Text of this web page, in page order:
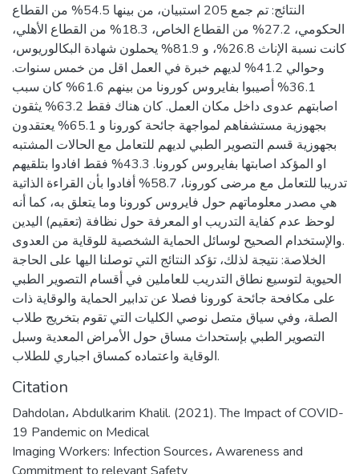
النتائج: تم جمع 205 استبيان، من بينها 54.5% من القطاع
الحكومي، 27.2% من القطاع الخاص، 18.3% من القطاع الأهلي،
كانت نسبة الإناث 26.8%، و 81.9% يحملون شهادة البكالوريوس،
وحوالي 41.2% لديهم خبرة في العمل اقل من خمس سنوات.
36.1% أصيبوا بفايروس كورونا من بينهم 61.6% كان سبب
اصابتهم عدوى داخل مكان العمل. كان هناك فقط 63.2% يثقون
بجهوزية مستشفاهم لمواجهة جائحة كورونا و 65.1% يعتقدون
بجهوزية قسم التصوير الطبي لديهم للتعامل مع الحالات المشتبه
او المؤكد اصابتها بفايروس كورونا. 43.3% فقط افادوا بتلقيهم
تدريبا للتعامل مع مرضى كورونا، 58.7% أفادوا بأن القراءة الذاتية
هي مصدر معلوماتهم حول فايروس كورونا وما يتعلق به، كما أنه
لوحظ عدم كفاية التدريب او المعرفة حول نظافة (تعقيم) اليدين
والإستخدام الصحيح لوسائل الحماية الشخصية للوقاية من العدوى.
الخلاصة: نتيجة لذلك، تؤكد النتائج التي توصلنا اليها على الحاجة
الحيوية لتوسيع نطاق التدريب للعاملين في أقسام التصوير الطبي
على مكافحة جائحة كورونا فصلا عن تدابير الحماية والوقاية ذات
الصلة، وفي سياق متصل نوصي الكليات التي تقوم بتخريج طلاب
التصوير الطبي بإستحداث مساق حول الأمراض المعدية وسبل
الوقاية واعتماده كمساق اجباري للطلاب.
Citation
Dahdolan، Abdulkarim Khalil. (2021). The Impact of COVID-
19 Pandemic on Medical
Imaging Workers: Infection Sources، Awareness and